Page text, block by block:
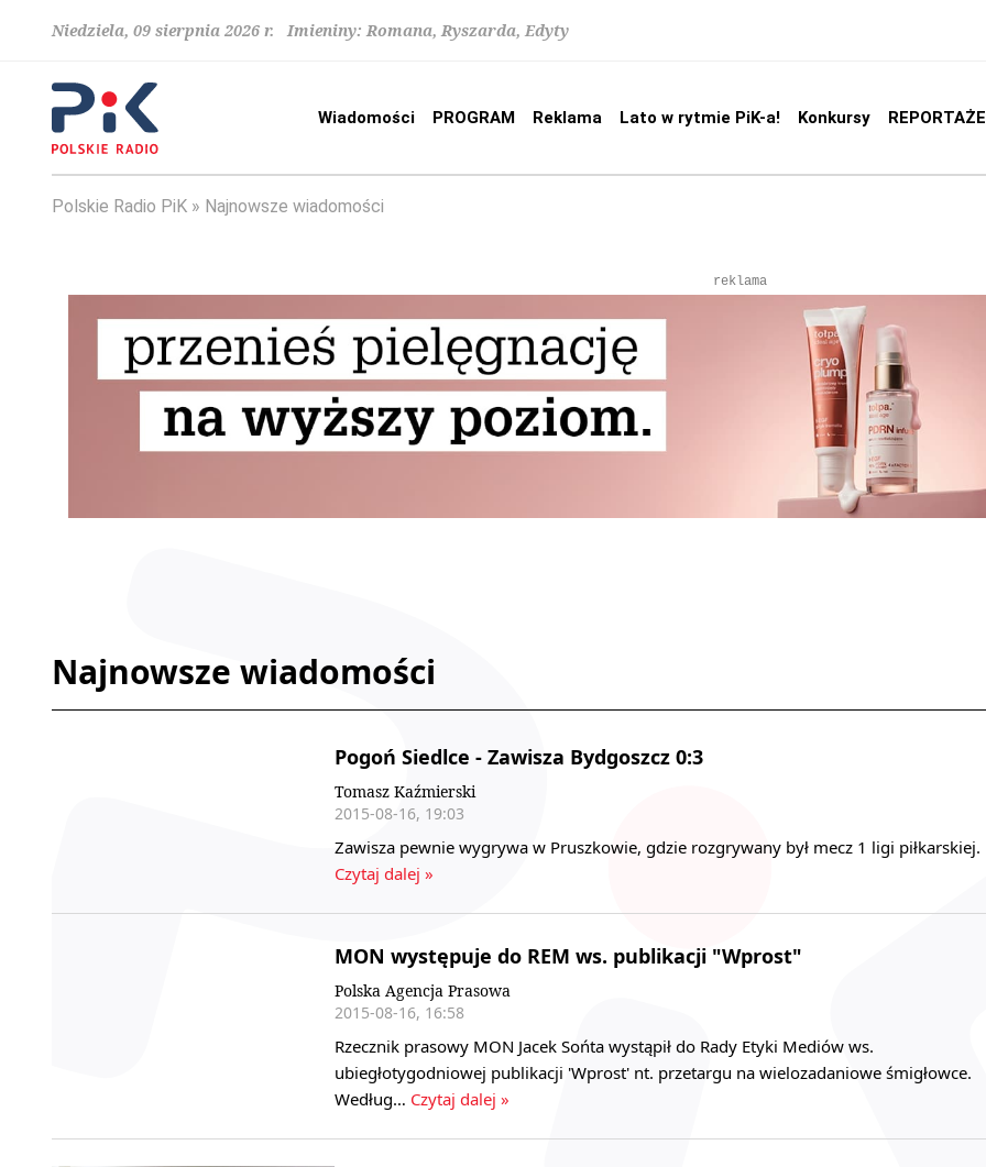
Niedziela, 09 sierpnia 2026 r. Imieniny: Romana, Ryszarda, Edyty
Wiadomości PROGRAM Reklama Lato w rytmie PiK-a! Konkursy REPORTAŻE
Polskie Radio PiK Najnowsze wiadomości
reklama
Najnowsze wiadomości
Pogoń Siedlce - Zawisza Bydgoszcz 0:3
Tomasz Kaźmierski
2015-08-16, 19:03
Zawisza pewnie wygrywa w Pruszkowie, gdzie rozgrywany był mecz 1 ligi piłkarskiej.
Czytaj dalej »
MON występuje do REM ws. publikacji "Wprost"
Polska Agencja Prasowa
2015-08-16, 16:58
Rzecznik prasowy MON Jacek Sońta wystąpił do Rady Etyki Mediów ws.
ubiegłotygodniowej publikacji 'Wprost' nt. przetargu na wielozadaniowe śmigłowce.
Według… Czytaj dalej »